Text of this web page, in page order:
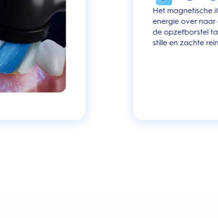
Het magnetische
energie over
de opzetborstel
stille en zachte